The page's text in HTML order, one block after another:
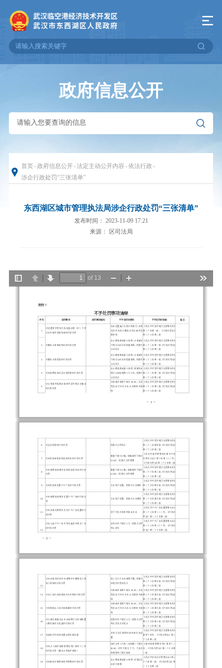
政府信息公开
首页-政府信息公开-法定主动公开内容 -依法行政 -
涉企行政处罚“三张清单”
东西湖区城市管理执法局涉企行政处罚“三张清单”
发布时间： 2023-11-09 17:21
来源： 区司法局